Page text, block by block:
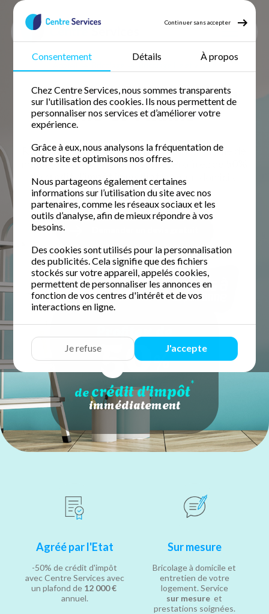
Continuer sans accepter
Consentement Détails À propos
Chez Centre Services, nous sommes transparents
sur l'utilisation des cookies. Ils nous permettent de
personnaliser nos services et d’améliorer votre
expérience.
Grâce à eux, nous analysons la fréquentation de
notre site et optimisons nos offres.
Nous partageons également certaines
informations sur l’utilisation du site avec nos
partenaires, comme les réseaux sociaux et les
outils d’analyse, afin de mieux répondre à vos
besoins.
Des cookies sont utilisés pour la personnalisation
des publicités. Cela signifie que des fichiers
stockés sur votre appareil, appelés cookies,
permettent de personnaliser les annonces en
fonction de vos centres d'intérêt et de vos
interactions en ligne.
Je refuse J'accepte
Bricolage à domicile en
Ille-et-Vilaine
Retrouvez votre temps libre avec une femme de
ménage fiable et expérimentée. Profitez de
de crédit d'impôt immédiatpour un domicile
impeccable.
Profitez de
50%
decrédit d'impôt*
immédiatement
Agréé par l'Etat
-50% de crédit d'impôt
avec Centre Services avec
un plafond de 12 000 €
annuel.
Sur mesure
Bricolage à domicile et
entretien de votre
logement. Service
sur mesure et
prestations soignées.